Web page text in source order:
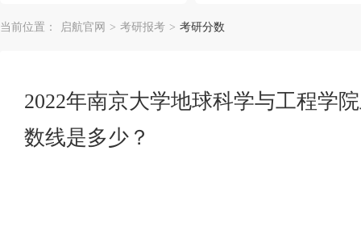
当前位置： 启航官网 > 考研报考 > 考研分数
2022年南京大学地球科学与工程学
数线是多少？